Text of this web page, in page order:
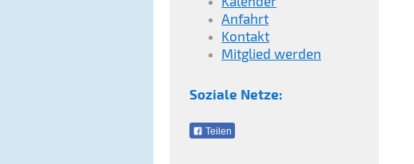
Anfahrt
Kontakt
Mitglied werden
Soziale Netze:
Teilen